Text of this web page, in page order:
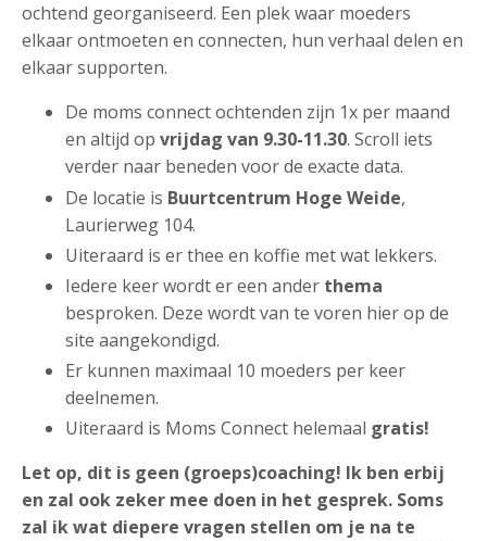
ochtend georganiseerd. Een plek waar moeders
elkaar ontmoeten en connecten, hun verhaal delen en
elkaar supporten.
De moms connect ochtenden zijn 1x per maand
en altijd op vrijdag van 9.30-11.30. Scroll iets
verder naar beneden voor de exacte data.
De locatie is Buurtcentrum Hoge Weide,
Laurierweg 104.
Uiteraard is er thee en koffie met wat lekkers.
Iedere keer wordt er een ander thema
besproken. Deze wordt van te voren hier op de
site aangekondigd.
Er kunnen maximaal 10 moeders per keer
deelnemen.
Uiteraard is Moms Connect helemaal gratis!
Let op, dit is geen (groeps)coaching! Ik ben erbij
en zal ook zeker mee doen in het gesprek. Soms
zal ik wat diepere vragen stellen om je na te